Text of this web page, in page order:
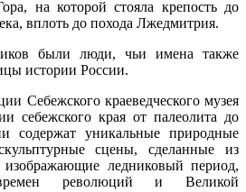
на которой стояла крепость до
вплоть до похода Лжедмитрия.
были люди, чьи имена также
истории России.
Себежскогокраеведческого музея
себежского края от палеолита до
содержат уникальные природные
сцены, сделанные из
изображающие ледниковый период,
революций и Великой